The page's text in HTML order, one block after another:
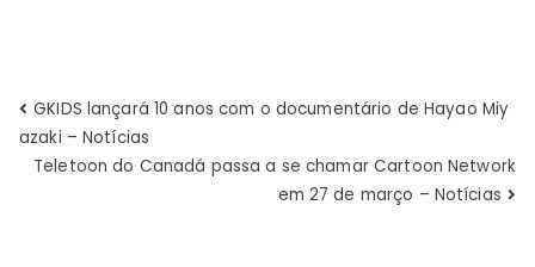
Navegação
de
GKIDS lançará 10 anos com o documentário de Hayao Miy
azaki – Notícias
Teletoon do Canadá passa a se chamar Cartoon Network
em 27 de março – Notícias